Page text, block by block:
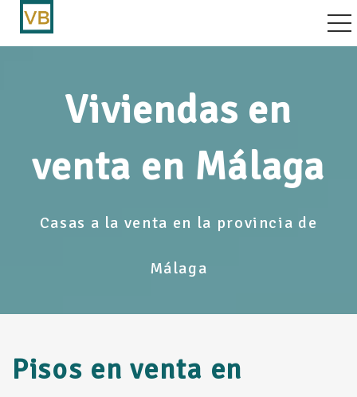
por palanca
Viviendas en
venta en Málaga
Casas a la venta en la provincia de
Málaga
Pisos en venta en